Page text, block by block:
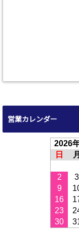
営業カレンダー
2026
日
月
2
3
9
16
23
30